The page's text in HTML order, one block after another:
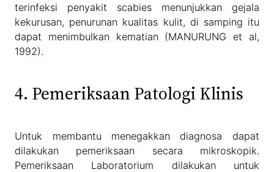
terinfeksi penyakit scabies menunjukkan gejala
kekurusan, penurunan kualitas kulit, di samping itu
dapat menimbulkan kematian (MANURUNG et al,
1992).
4. Pemeriksaan Patologi Klinis
Untuk membantu menegakkan diagnosa dapat
dilakukan pemeriksaan secara mikroskopik.
Pemeriksaan Laboratorium dilakukan untuk